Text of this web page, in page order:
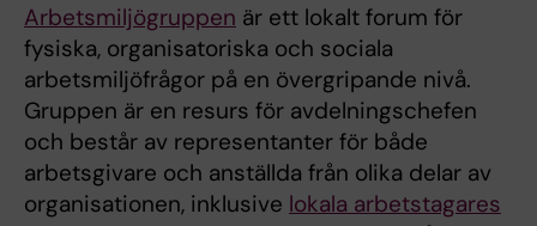
Arbetsmiljögruppen är ett lokalt forum för
fysiska, organisatoriska och sociala
arbetsmiljöfrågor på en övergripande nivå.
Gruppen är en resurs för avdelningschefen
och består av representanter för både
arbetsgivare och anställda från olika delar av
organisationen, inklusive lokala arbetstagares